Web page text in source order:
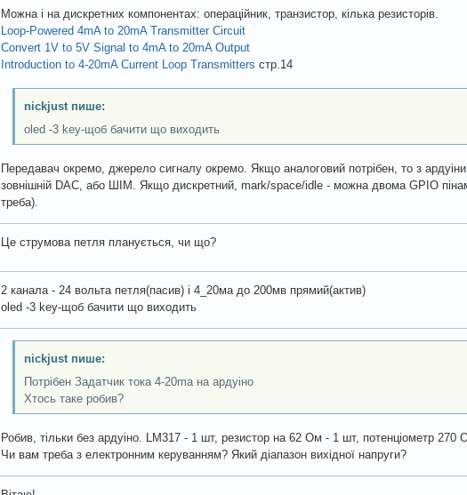
Можна і на дискретних компонентах: операційник, транзистор, кілька резисторів.
Loop-Powered 4mA to 20mA Transmitter Circuit
Convert 1V to 5V Signal to 4mA to 20mA Output
Introduction to 4-20mA Current Loop Transmitters cтр.14
nickjust пише:
oled -3 key-щоб бачити що виходить
Передавач окремо, джерело сигналу окремо. Якщо аналоговий потрібен, то з
зовнішній DAC, або ШІМ. Якщо дискретний, mark/space/idle - можна двома GPIO
треба).
Це струмова петля планується, чи що?
2 канала - 24 вольта петля(пасив) і 4_20ма до 200мв прямий(актив)
oled -3 key-щоб бачити що виходить
nickjust пише:
Потрібен Задатчик тока 4-20ma на ардуіно
Хтось таке робив?
Робив, тільки без ардуіно. LM317 - 1 шт, резистор на 62 Ом - 1 шт, потенціометр 270
Чи вам треба з електронним керуванням? Який діапазон вихідної напруги?